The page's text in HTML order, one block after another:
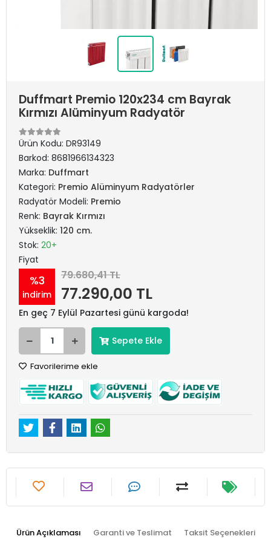
Duffmart Premio 120x234 cm Bayrak
Kırmızı Alüminyum Radyatör
Ürün Kodu: DR93149
Barkod: 8681966134323
Marka: Duffmart
Kategori: Premio Alüminyum Radyatörler
Radyatör Modeli: Premio
Renk: Bayrak Kırmızı
Yükseklik: 120 cm.
Stok: 20+
Fiyat
%3
indirim
79.680,41 TL
77.290,00 TL
En geç 7 Eylül Pazartesi günü kargoda!
Sepete Ekle
Favorilerime ekle
Ürün Açıklaması Garanti ve Teslimat Taksit Seçenekleri